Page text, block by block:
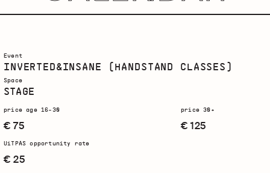
Event
INVERTED&INSANE (HANDSTAND CLASSES)
Space
STAGE
price age 16-30
€ 75
price 30+
€ 125
UiTPAS opportunity rate
€ 25